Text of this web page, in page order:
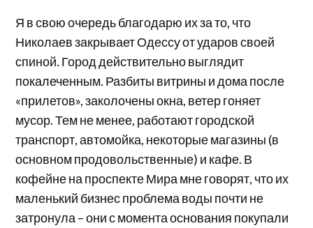
Я в свою очередь благодарю их за то, что
Николаев закрывает Одессу от ударов своей
спиной. Город действительно выглядит
покалеченным. Разбиты витрины и дома после
«прилетов», заколочены окна, ветер гоняет
мусор. Тем не менее, работают городской
транспорт, автомойка, некоторые магазины (в
основном продовольственные) и кафе. В
кофейне на проспекте Мира мне говорят, что их
маленький бизнес проблема воды почти не
затронула – они с момента основания покупали